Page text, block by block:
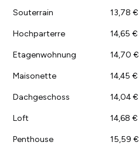
Souterrain 13,78 €
Hochparterre 14,65 €
Etagenwohnung 14,70 €
Maisonette 14,45 €
Dachgeschoss 14,04 €
Loft 14,68 €
Penthouse 15,59 €